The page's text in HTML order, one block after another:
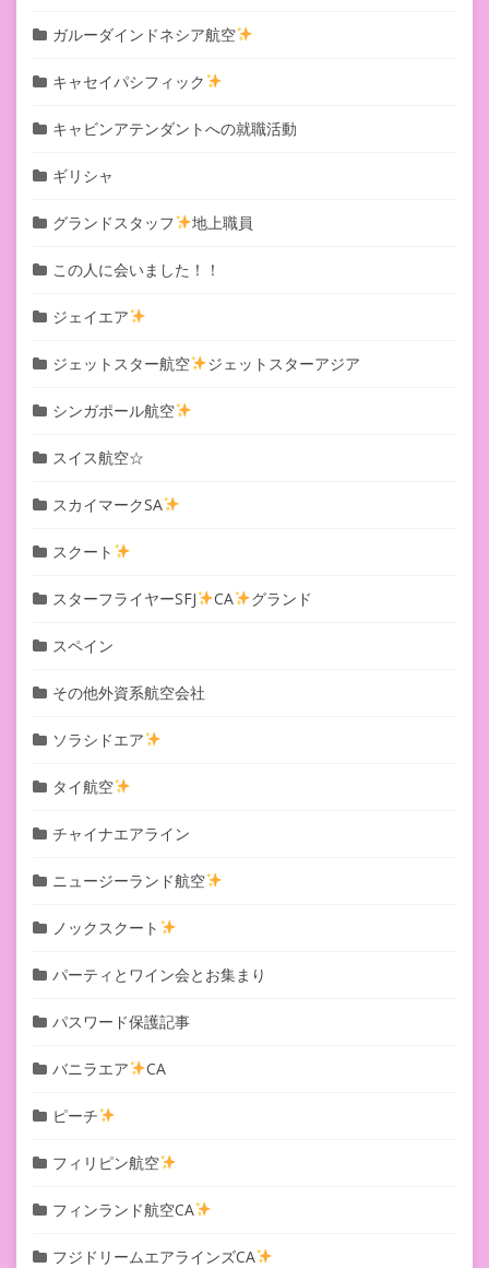
ガルーダインドネシア航空
キャセイパシフィック
キャビンアテンダントへの就職活動
ギリシャ
グランドスタッフ 地上職員
この人に会いました！！
ジェイエア
ジェットスター航空 ジェットスターアジア
シンガポール航空
スイス航空☆
スカイマークSA
スクート
スターフライヤーSFJ CA グランド
スペイン
その他外資系航空会社
ソラシドエア
タイ航空
チャイナエアライン
ニュージーランド航空
ノックスクート
パーティとワイン会とお集まり
パスワード保護記事
バニラエア CA
ピーチ
フィリピン航空
フィンランド航空CA
フジドリームエアラインズCA